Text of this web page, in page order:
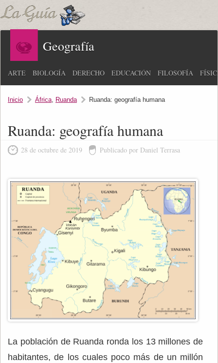
Geografía
ARTE BIOLOGÍA DERECHO EDUCACIÓN FILOSOFÍA
Inicio África, Ruanda Ruanda: geografía humana
Ruanda: geografía humana
28 de octubre de 2019 Publicado por Daniel Terrasa
La población de Ruanda ronda los 13 millones de
habitantes, de los cuales poco más de un millón